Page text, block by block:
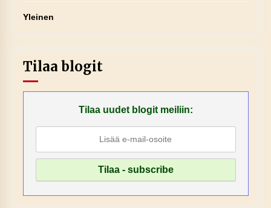
Yleinen
Tilaa blogit
Tilaa uudet blogit meiliin: